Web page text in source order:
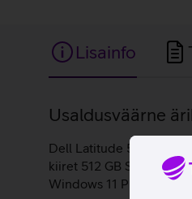
Lisainfo
Lisainfo
Usaldusväärne
Dell Latitude 5450
kiiret 512 GB SSD
Windows 11 Pro